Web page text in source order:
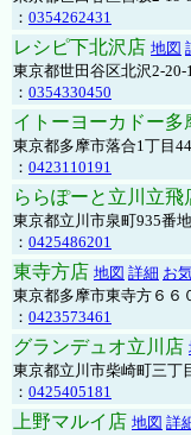
： 0354262431
レシピ下北沢店 地図
東京都世田谷区北沢2-
： 0354330450
イトーヨーカドー多
東京都多摩市落合1丁目
： 0423110191
ららぽーと立川立飛
東京都立川市泉町935番
： 0425486201
東寺方店 地図 詳細 お
東京都多摩市東寺方６６
： 0423573461
グランデュオ立川店
東京都立川市柴崎町三丁
： 0425405181
上野マルイ店 地図 詳